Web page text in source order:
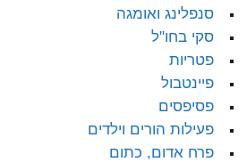
סנפלינג ואומגה
סקי בחו"ל
פטריות
פיינטבול
פסיפסים
פעילות הורים וילדים
פרח אדום, כתום